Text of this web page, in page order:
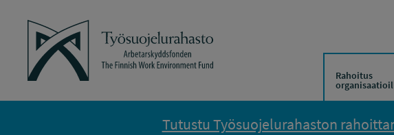
Työsuojelurahasto
Rahoitus
Tutustu Työsuojelurahaston